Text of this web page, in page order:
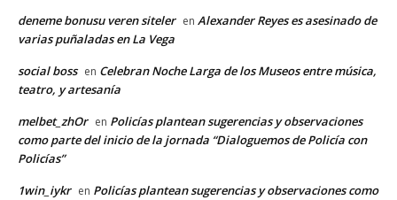
deneme bonusu veren siteler en Alexander Reyes es asesinado de
varias puñaladas en La Vega
social boss en Celebran Noche Larga de los Museos entre música,
teatro, y artesanía
melbet_zhOr en Policías plantean sugerencias y observaciones
como parte del inicio de la jornada “Dialoguemos de Policía con
Policías”
1win_iykr en Policías plantean sugerencias y observaciones como